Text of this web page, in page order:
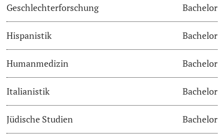
Studienfinanzierung
Berufseinstieg & Laufbahnberatung
Soziales & Gesundheit
Geschlechterforschung Bachelor
Hispanistik Bachelor
Humanmedizin Bachelor
Italianistik Bachelor
Jüdische Studien Bachelor